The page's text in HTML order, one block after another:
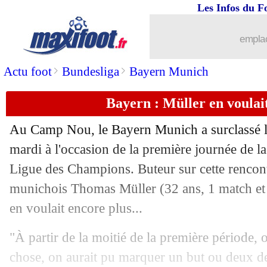
Actu foot> Bundesliga> Bayern Munich
Les Infos du
Bayern : Müller en
Au Camp Nou, le Bayern Munich a surclassé
mardi à l'occasion de la première journée de
Ligue des Champions. Buteur sur cette
munichois Thomas Müller (32 ans, 1 match
en voulait encore plus...
"À partir de la moitié de la première période,
chose, on aurait pu marquer un but ou deux
Lyon: Shaqiri est là, pas Dembélé !
15/09 Barça
15/09 Man Utd: Solskjaer n'en veut pas à
15/09 Lille: la VAR, le coup de gueule de
15/09 PSG: le conseil de Nasri à Mbappé
15/09 Milan: Klopp fan de Zlatan !
15/09 Caen: accusé de racisme, Moulin